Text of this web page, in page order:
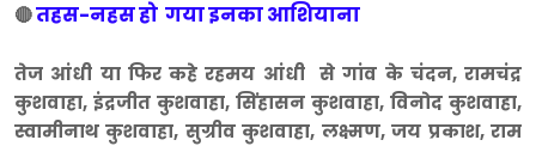
🔴तहस-नहस हो गया इनका आशियाना
तेज आंधी या फिर कहे रहमय आंधी से गांव के चंदन, रामचंद्र
कुशवाहा, इंद्रजीत कुशवाहा, सिंहासन कुशवाहा, विनोद कुशवाहा,
स्वामीनाथ कुशवाहा, सुग्रीव कुशवाहा, लक्ष्मण, जय प्रकाश, राम